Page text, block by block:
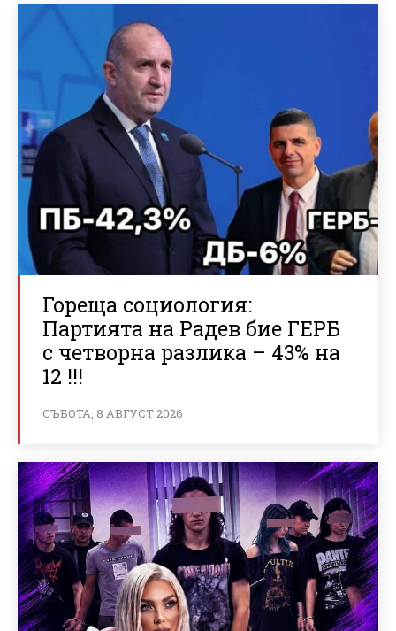
Гореща социология:
Партията на Радев бие ГЕРБ
с четворна разлика – 43% на
12 !!!
СЪБОТА, 8 АВГУСТ 2026